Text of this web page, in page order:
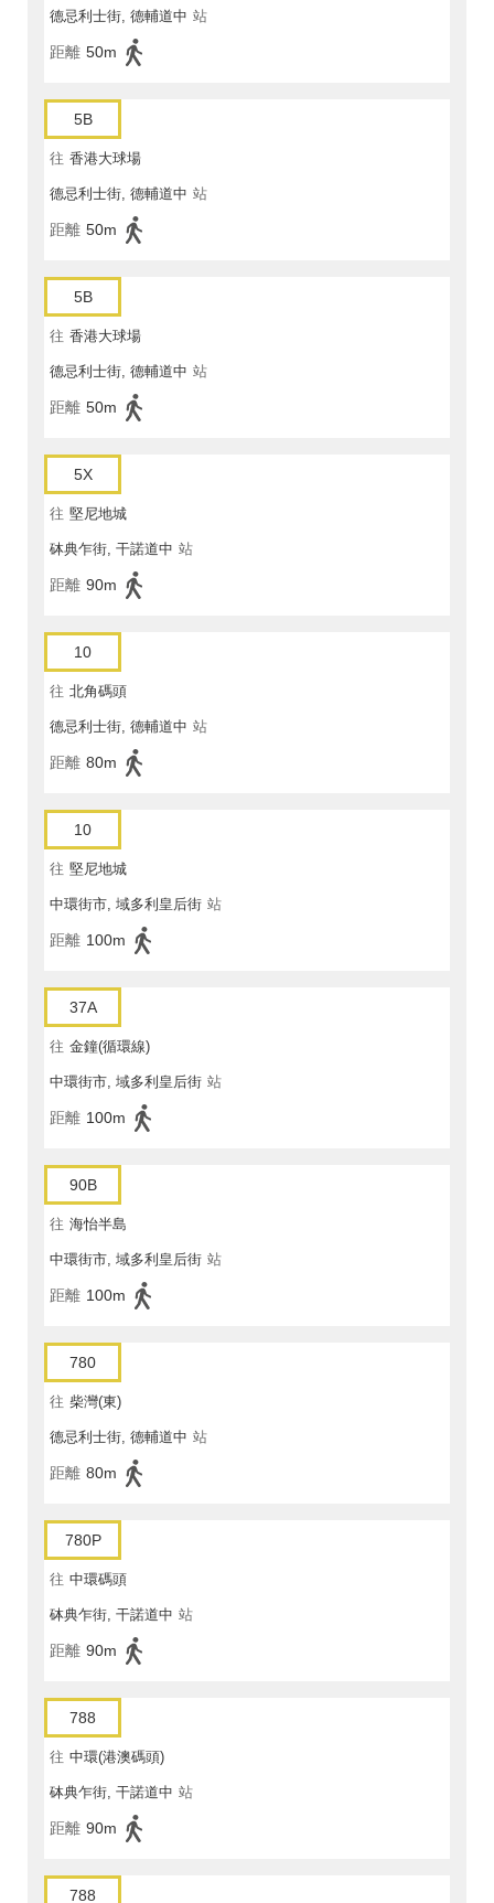
德忌利士街, 德輔道中 站
距離 50m
5B
往 香港大球場
德忌利士街, 德輔道中 站
距離 50m
5B
往 香港大球場
德忌利士街, 德輔道中 站
距離 50m
5X
往 堅尼地城
砵典乍街, 干諾道中 站
距離 90m
10
往 北角碼頭
德忌利士街, 德輔道中 站
距離 80m
10
往 堅尼地城
中環街市, 域多利皇后街 站
距離 100m
37A
往 金鐘(循環線)
中環街市, 域多利皇后街 站
距離 100m
90B
往 海怡半島
中環街市, 域多利皇后街 站
距離 100m
780
往 柴灣(東)
德忌利士街, 德輔道中 站
距離 80m
780P
往 中環碼頭
砵典乍街, 干諾道中 站
距離 90m
788
往 中環(港澳碼頭)
砵典乍街, 干諾道中 站
距離 90m
788